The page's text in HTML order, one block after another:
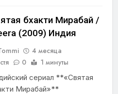
бхакти Мирабай /
(2009) Индия
4 месяца
0 1 минуты
сериал **«Святая
Мирабай»**